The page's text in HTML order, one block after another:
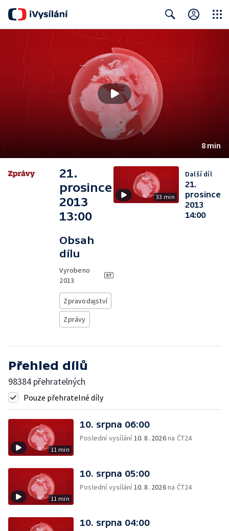
8 min
21.
prosince
2013
13:00
Obsah
dílu
Vyrobeno
2013
Zpravodajství
Zprávy
33 min
Další díl
21.
prosince
2013
14:00
Přehled dílů
98384 přehratelných
Pouze přehratelné díly
11 min
10. srpna 06:00
Poslední vysílání10. 8. 2026na ČT24
11 min
10. srpna 05:00
Poslední vysílání10. 8. 2026na ČT24
10. srpna 04:00